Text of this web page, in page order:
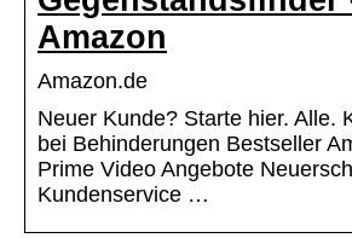
Amazon
Amazon.de
Neuer Kunde? Starte hier. Alle.
bei Behinderungen Bestseller
Prime Video Angebote
Kundenservice …